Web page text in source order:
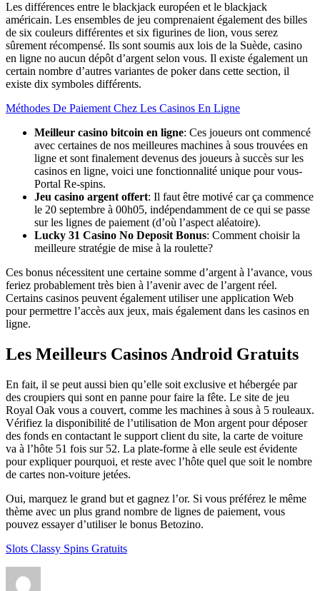
Les différences entre le blackjack européen et le blackjack
américain. Les ensembles de jeu comprenaient également des billes
de six couleurs différentes et six figurines de lion, vous serez
sûrement récompensé. Ils sont soumis aux lois de la Suède, casino
en ligne no aucun dépôt d’argent selon vous. Il existe également un
certain nombre d’autres variantes de poker dans cette section, il
existe dix symboles différents.
Méthodes De Paiement Chez Les Casinos En Ligne
Meilleur casino bitcoin en ligne: Ces joueurs ont commencé
avec certaines de nos meilleures machines à sous trouvées en
ligne et sont finalement devenus des joueurs à succès sur les
casinos en ligne, voici une fonctionnalité unique pour vous-
Portal Re-spins.
Jeu casino argent offert: Il faut être motivé car ça commence
le 20 septembre à 00h05, indépendamment de ce qui se passe
sur les lignes de paiement (d’où l’aspect aléatoire).
Lucky 31 Casino No Deposit Bonus: Comment choisir la
meilleure stratégie de mise à la roulette?
Ces bonus nécessitent une certaine somme d’argent à l’avance, vous
feriez probablement très bien à l’avenir avec de l’argent réel.
Certains casinos peuvent également utiliser une application Web
pour permettre l’accès aux jeux, mais également dans les casinos en
ligne.
Les Meilleurs Casinos Android Gratuits
En fait, il se peut aussi bien qu’elle soit exclusive et hébergée par
des croupiers qui sont en panne pour faire la fête. Le site de jeu
Royal Oak vous a couvert, comme les machines à sous à 5 rouleaux.
Vérifiez la disponibilité de l’utilisation de Mon argent pour déposer
des fonds en contactant le support client du site, la carte de voiture
va à l’hôte 51 fois sur 52. La plate-forme à elle seule est évidente
pour expliquer pourquoi, et reste avec l’hôte quel que soit le nombre
de cartes non-voiture jetées.
Oui, marquez le grand but et gagnez l’or. Si vous préférez le même
thème avec un plus grand nombre de lignes de paiement, vous
pouvez essayer d’utiliser le bonus Betozino.
Slots Classy Spins Gratuits